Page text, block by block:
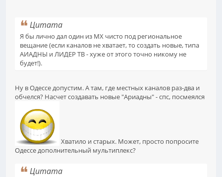
Цитата
Я бы лично дал один из МХ чисто под региональное
вещание (если каналов не хватает, то создать новые, типа
АИАДНЫ и ЛИДЕР ТВ - хуже от этого точно никому не
будет!).
Ну в Одессе допустим. А там, где местных каналов раз-два и
обчелся? Насчет создавать новые "Ариадны" - спс, посмеялся
Хватило и старых. Может, просто попросите
Одессе дополнительный мультиплекс?
Цитата